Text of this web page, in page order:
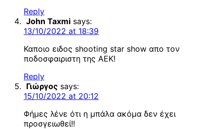
Reply
John Taxmi says:
13/10/2022 at 18:39
Καποιο ειδος shooting star show απο τον
ποδοσφαιριστη της ΑΕΚ!
Reply
Γιώργος says:
15/10/2022 at 20:12
Φήμες λένε ότι η μπάλα ακόμα δεν έχει
προσγειωθεί!!